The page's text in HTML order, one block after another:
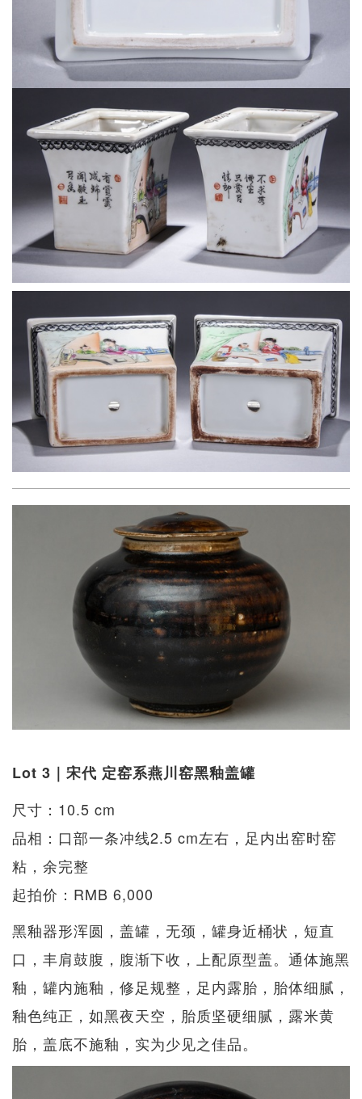
Lot 3｜宋代 定窑系燕川窑黑釉盖罐
尺寸：10.5 cm
品相：口部一条冲线2.5 cm左右，足内出窑时窑
粘，余完整
起拍价：RMB 6,000
黑釉器形浑圆，盖罐，无颈，罐身近桶状，短直
口，丰肩鼓腹，腹渐下收，上配原型盖。通体施黑
釉，罐内施釉，修足规整，足内露胎，胎体细腻，
釉色纯正，如黑夜天空，胎质坚硬细腻，露米黄
胎，盖底不施釉，实为少见之佳品。